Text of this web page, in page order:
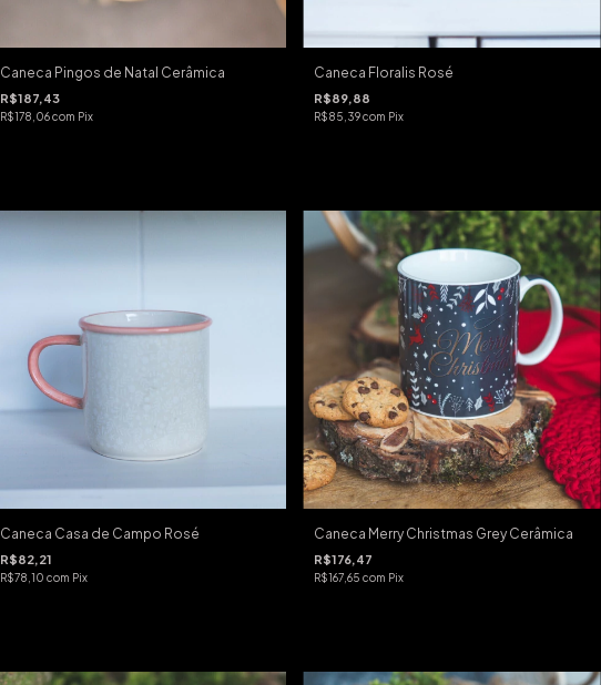
Caneca Pingos de Natal Cerâmica
R$187,43
R$178,06com Pix
Caneca Floralis Rosé
R$89,88
R$85,39com Pix
Caneca Casa de Campo Rosé
R$82,21
R$78,10 com Pix
Caneca Merry Christmas Grey Cerâmica
R$176,47
R$167,65com Pix